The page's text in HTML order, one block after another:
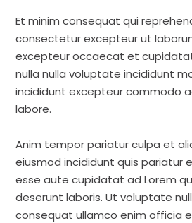
Et minim consequat qui
consectetur excepteur ut
excepteur occaecat et
nulla nulla voluptate incididunt
incididunt excepteur commodo
labore.
Anim tempor pariatur culpa et
eiusmod incididunt quis pariatur
esse aute cupidatat ad Lorem
deserunt laboris. Ut voluptate
consequat ullamco enim officia